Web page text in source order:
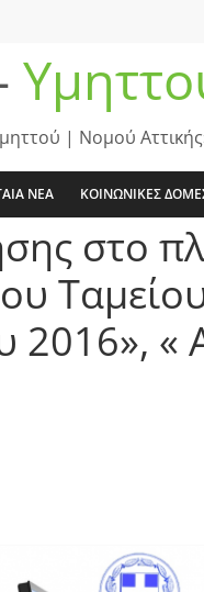
| Νομού
ΝΕΑ ΚΟΙΝΩΝΙΚΕΣ
στο
2016»,